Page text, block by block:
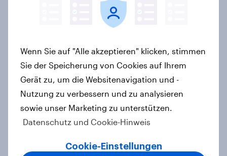
zweite Käufer würde bei
Preisaufschlägen zurückhaltender
Artikel
YouGov Sonntagsfrage Juli 2026:
AfD verliert, aber bleibt stärkste
Kraft +++ Großes Bedürfnis nach
Artikel
Wenn Sie auf "Alle akzeptieren" klicken, stimmen
Sie der Speicherung von Cookies auf Ihrem
Gerät zu, um die Websitenavigation und -
Nutzung zu verbessern und zu analysieren
sowie unser Marketing zu unterstützen.
Datenschutz und Cookie-Hinweis
Cookie-Einstellungen